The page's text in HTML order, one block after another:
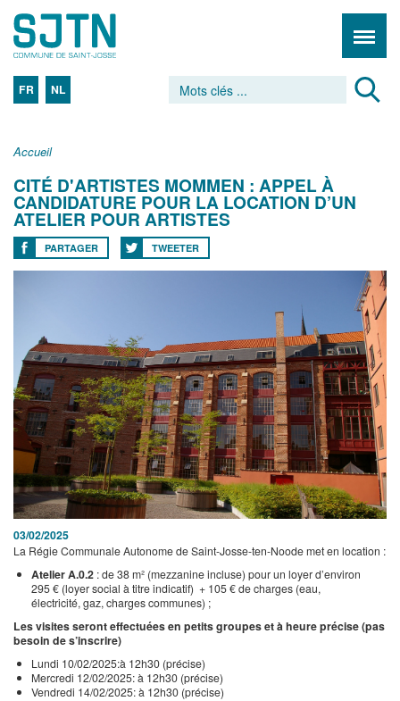
FR NL
Accueil
CITÉ D'ARTISTES MOMMEN : APPEL À
CANDIDATURE POUR LA LOCATION D’UN
ATELIER POUR ARTISTES
PARTAGER TWEETER
03/02/2025
La Régie Communale Autonome de Saint-Josse-ten-Noode met en location :
Atelier A.0.2 : de 38 m² (mezzanine incluse) pour un loyer d’environ
295 € (loyer social à titre indicatif) + 105 € de charges (eau,
électricité, gaz, charges communes) ;
Les visites seront effectuées en petits groupes et à heure précise (pas
besoin de s’inscrire)
Lundi 10/02/2025:à 12h30 (précise)
Mercredi 12/02/2025: à 12h30 (précise)
Vendredi 14/02/2025: à 12h30 (précise)